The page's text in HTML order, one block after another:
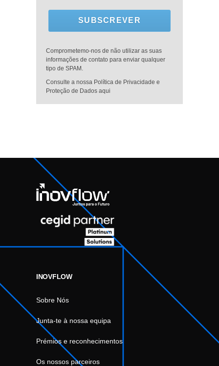
SUBSCREVER
Comprometemo-nos de não utilizar as suas
informações de contato para enviar qualquer
tipo de SPAM.
Consulte a nossa Política de Privacidade e
Proteção de Dados aqui
INOVFLOW
Sobre Nós
Junta-te à nossa equipa
Prémios e reconhecimentos
Os nossos parceiros